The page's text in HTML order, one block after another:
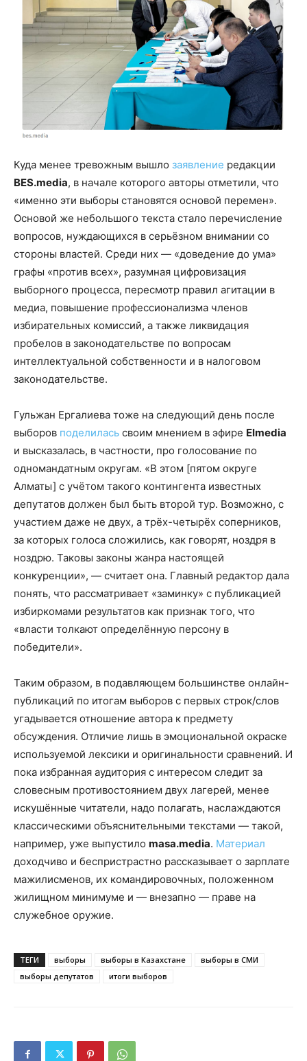
Куда менее тревожным вышло заявление редакции
BES.media, в начале которого авторы отметили, что
«именно эти выборы становятся основой перемен».
Основой же небольшого текста стало перечисление
вопросов, нуждающихся в серьёзном внимании со
стороны властей. Среди них — «доведение до ума»
графы «против всех», разумная цифровизация
выборного процесса, пересмотр правил агитации в
медиа, повышение профессионализма членов
избирательных комиссий, а также ликвидация
пробелов в законодательстве по вопросам
интеллектуальной собственности и в налоговом
законодательстве.
Гульжан Ергалиева тоже на следующий день после
выборов поделилась своим мнением в эфире Elmedia
и высказалась, в частности, про голосование по
одномандатным округам. «В этом [пятом округе
Алматы] с учётом такого контингента известных
депутатов должен был быть второй тур. Возможно, с
участием даже не двух, а трёх-четырёх соперников,
за которых голоса сложились, как говорят, ноздря в
ноздрю. Таковы законы жанра настоящей
конкуренции», — считает она. Главный редактор дала
понять, что рассматривает «заминку» с публикацией
избиркомами результатов как признак того, что
«власти толкают определённую персону в
победители».
Таким образом, в подавляющем большинстве онлайн-
публикаций по итогам выборов с первых строк/слов
угадывается отношение автора к предмету
обсуждения. Отличие лишь в эмоциональной окраске
используемой лексики и оригинальности сравнений. И
пока избранная аудитория с интересом следит за
словесным противостоянием двух лагерей, менее
искушённые читатели, надо полагать, наслаждаются
классическими объяснительными текстами — такой,
например, уже выпустило masa.media. Материал
доходчиво и беспристрастно рассказывает о зарплате
мажилисменов, их командировочных, положенном
жилищном минимуме и — внезапно — праве на
служебное оружие.
ТЕГИ выборы выборы в Казахстане
выборы в СМИ
выборы депутатов
итоги выборов